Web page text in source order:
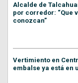
Alcalde de
por corredor: “Que
conozcan”
Vertimiento en
embalse ya está en